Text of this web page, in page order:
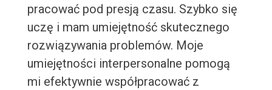
pracować pod presją czasu. Szybko się
uczę i mam umiejętność skutecznego
rozwiązywania problemów. Moje
umiejętności interpersonalne pomogą
mi efektywnie współpracować z